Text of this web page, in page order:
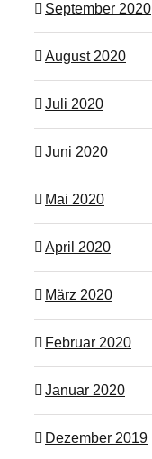
September 2020
August 2020
Juli 2020
Juni 2020
Mai 2020
April 2020
März 2020
Februar 2020
Januar 2020
Dezember 2019